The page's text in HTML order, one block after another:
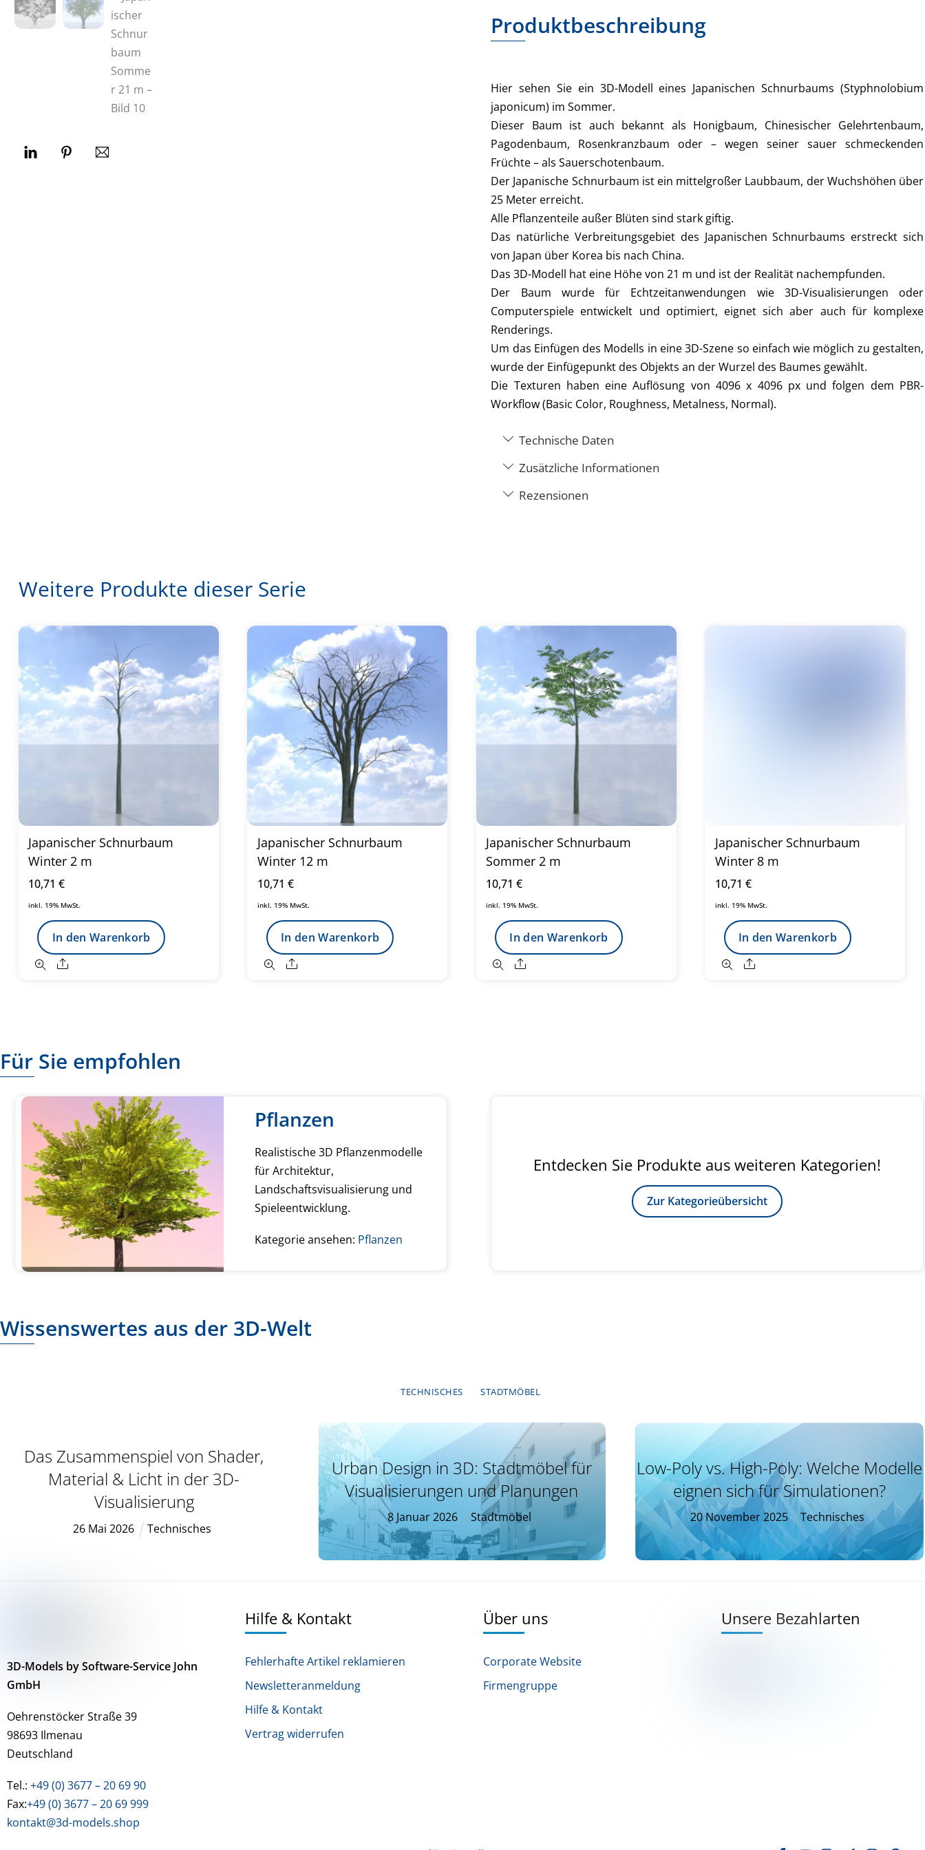
Produktbeschreibung
Hier sehen Sie ein 3D-Modell eines Japanischen Schnurbaums (Styphnolobium
japonicum) im Sommer.
Dieser Baum ist auch bekannt als Honigbaum, Chinesischer Gelehrtenbaum,
Pagodenbaum, Rosenkranzbaum oder – wegen seiner sauer schmeckenden
Früchte – als Sauerschotenbaum.
Der Japanische Schnurbaum ist ein mittelgroßer Laubbaum, der Wuchshöhen über
25 Meter erreicht.
Alle Pflanzenteile außer Blüten sind stark giftig.
Das natürliche Verbreitungsgebiet des Japanischen Schnurbaums erstreckt sich
von Japan über Korea bis nach China.
Das 3D-Modell hat eine Höhe von 21 m und ist der Realität nachempfunden.
Der Baum wurde für Echtzeitanwendungen wie 3D-Visualisierungen oder
Computerspiele entwickelt und optimiert, eignet sich aber auch für komplexe
Renderings.
Um das Einfügen des Modells in eine 3D-Szene so einfach wie möglich zu gestalten,
wurde der Einfügepunkt des Objekts an der Wurzel des Baumes gewählt.
Die Texturen haben eine Auflösung von 4096 x 4096 px und folgen dem PBR-
Workflow (Basic Color, Roughness, Metalness, Normal).
Technische Daten
Zusätzliche Informationen
Rezensionen
Weitere Produkte dieser Serie
Japanischer Schnurbaum
Winter 2 m
10,71€
inkl. 19% MwSt.
In den Warenkorb
Share
Japanischer Schnurbaum
Winter 12 m
10,71 €
inkl. 19% MwSt.
In den Warenkorb
Share
Japanischer Schnurbaum
Sommer 2 m
10,71€
inkl. 19% MwSt.
In den Warenkorb
Share
Japanischer Schnurbaum
Winter 8 m
10,71 €
inkl. 19% MwSt.
In den Warenkorb
Share
Für Sie empfohlen
Pflanzen
Realistische 3D Pflanzenmodelle
für Architektur,
Landschaftsvisualisierung und
Spieleentwicklung.
Kategorie ansehen: Pflanzen
Entdecken Sie Produkte aus weiteren Kategorien!
Zur Kategorieübersicht
Wissenswertes aus der 3D-Welt
TECHNISCHES STADTMÖBEL
Das Zusammenspiel von Shader,
Material & Licht in der 3D-
Visualisierung
26 Mai 2026 Technisches
Urban Design in 3D: Stadtmöbel für
Visualisierungen und Planungen
8 Januar 2026 Stadtmöbel
Low-Poly vs. High-Poly: Welche Modelle
eignen sich für Simulationen?
20 November 2025 Technisches
3D-Models by Software-Service John
GmbH
Oehrenstöcker Straße 39
98693 Ilmenau
Deutschland
Tel.: +49 (0) 3677 – 20 69 90
Fax:+49 (0) 3677 – 20 69 999
kontakt@3d-models.shop
Hilfe & Kontakt
Fehlerhafte Artikel reklamieren
Newsletteranmeldung
Hilfe & Kontakt
Vertrag widerrufen
Über uns
Corporate Website
Firmengruppe
Unsere Bezahlarten